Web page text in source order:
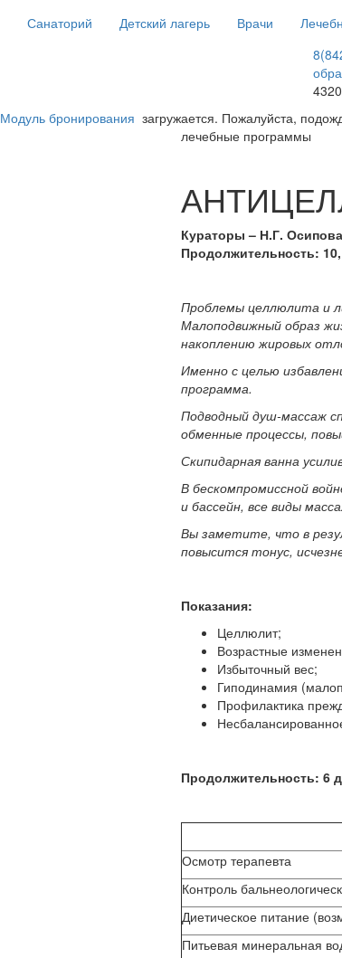
Санаторий Детский лагерь Врачи
Модуль бронирования загружается. Пожалуйста,
лечебные программы
Кураторы – Н.Г.
Продолжительность:
Проблемы целлюлита и
Малоподвижный образ
накоплению жировых
Именно с целью
программа.
Подводный душ-массаж
обменные процессы,
Скипидарная ванна
В бескомпромиссной
и бассейн, все виды
Вы заметите, что в
повысится тонус,
Показания:
Целлюлит;
Возрастные
Избыточный вес;
Гиподинамия
Профилактика
Продолжительность: 6
Осмотр терапевта
Контроль
Диетическое питание
Питьевая минеральная